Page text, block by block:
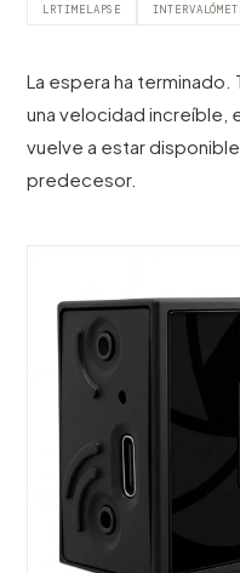
LRTIMELAPSE
La espera ha terminado.
una velocidad increíble,
vuelve a estar
predecesor.